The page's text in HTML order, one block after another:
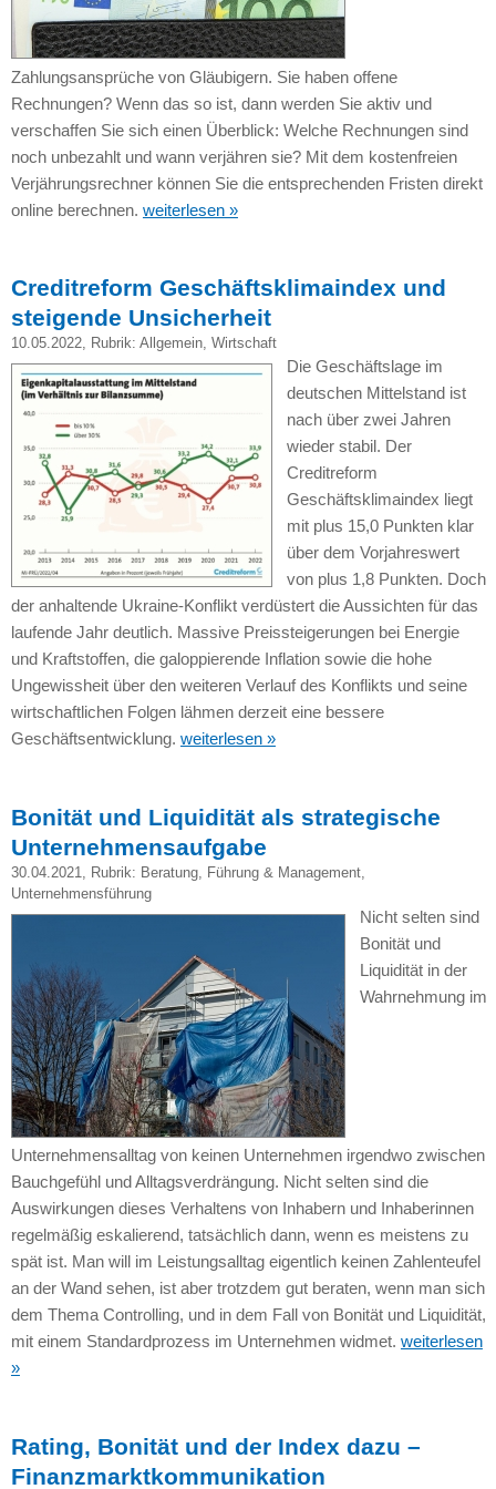
Zahlungsansprüche von Gläubigern. Sie haben offene
Rechnungen? Wenn das so ist, dann werden Sie aktiv und
verschaffen Sie sich einen Überblick: Welche Rechnungen sind
noch unbezahlt und wann verjähren sie? Mit dem kostenfreien
Verjährungsrechner können Sie die entsprechenden Fristen direkt
online berechnen. weiterlesen »
Creditreform Geschäftsklimaindex und
steigende Unsicherheit
10.05.2022, Rubrik: Allgemein, Wirtschaft
Die Geschäftslage im
deutschen Mittelstand ist
nach über zwei Jahren
wieder stabil. Der
Creditreform
Geschäftsklimaindex liegt
mit plus 15,0 Punkten klar
über dem Vorjahreswert
von plus 1,8 Punkten. Doch
der anhaltende Ukraine-Konflikt verdüstert die Aussichten für das
laufende Jahr deutlich. Massive Preissteigerungen bei Energie
und Kraftstoffen, die galoppierende Inflation sowie die hohe
Ungewissheit über den weiteren Verlauf des Konflikts und seine
wirtschaftlichen Folgen lähmen derzeit eine bessere
Geschäftsentwicklung. weiterlesen »
Bonität und Liquidität als strategische
Unternehmensaufgabe
30.04.2021, Rubrik: Beratung, Führung & Management,
Unternehmensführung
Nicht selten sind
Bonität und
Liquidität in der
Wahrnehmung im
Unternehmensalltag von keinen Unternehmen irgendwo zwischen
Bauchgefühl und Alltagsverdrängung. Nicht selten sind die
Auswirkungen dieses Verhaltens von Inhabern und Inhaberinnen
regelmäßig eskalierend, tatsächlich dann, wenn es meistens zu
spät ist. Man will im Leistungsalltag eigentlich keinen Zahlenteufel
an der Wand sehen, ist aber trotzdem gut beraten, wenn man sich
dem Thema Controlling, und in dem Fall von Bonität und Liquidität,
mit einem Standardprozess im Unternehmen widmet. weiterlesen
»
Rating, Bonität und der Index dazu –
Finanzmarktkommunikation